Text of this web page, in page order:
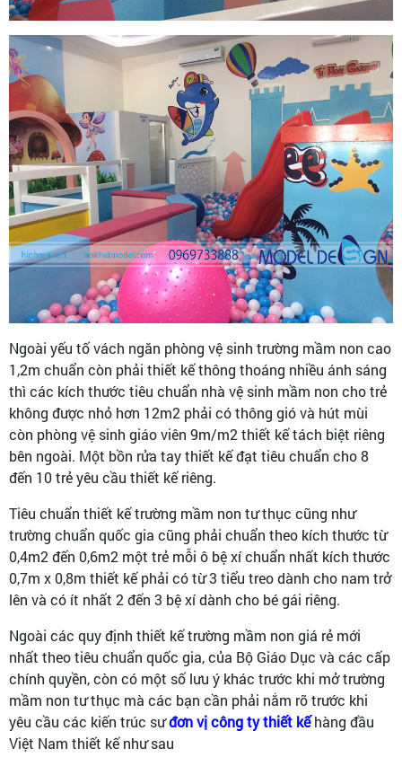
Ngoài yếu tố vách ngăn phòng vệ sinh trường mầm non cao
1,2m chuẩn còn phải thiết kế thông thoáng nhiều ánh sáng
thì các kích thước tiêu chuẩn nhà vệ sinh mầm non cho trẻ
không được nhỏ hơn 12m2 phải có thông gió và hút mùi
còn phòng vệ sinh giáo viên 9m/m2 thiết kế tách biệt riêng
bên ngoài. Một bồn rửa tay thiết kế đạt tiêu chuẩn cho 8
đến 10 trẻ yêu cầu thiết kế riêng.
Tiêu chuẩn thiết kế trường mầm non tư thục cũng như
trường chuẩn quốc gia cũng phải chuẩn theo kích thước từ
0,4m2 đến 0,6m2 một trẻ mỗi ô bệ xí chuẩn nhất kích thước
0,7m x 0,8m thiết kế phải có từ 3 tiểu treo dành cho nam trở
lên và có ít nhất 2 đến 3 bệ xí dành cho bé gái riêng.
Ngoài các quy định thiết kế trường mầm non giá rẻ mới
nhất theo tiêu chuẩn quốc gia, của Bộ Giáo Dục và các cấp
chính quyền, còn có một số lưu ý khác trước khi mở trường
mầm non tư thục mà các bạn cần phải nắm rõ trước khi
yêu cầu các kiến trúc sưđơn vị công ty thiết kếhàng đầu
Việt Nam thiết kế như sau